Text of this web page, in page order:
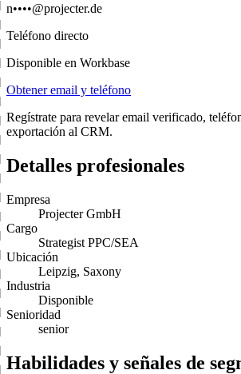
n••••@projecter.de
Teléfono directo
Disponible en Workbase
Obtener email y teléfono
Regístrate para revelar email verificado,
exportación al CRM.
Detalles profesionales
Empresa
Projecter GmbH
Cargo
Strategist PPC/SEA
Ubicación
Leipzig, Saxony
Industria
Disponible
Senioridad
senior
Habilidades y señales de